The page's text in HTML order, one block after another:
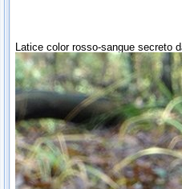
Latice color rosso-sangue secreto